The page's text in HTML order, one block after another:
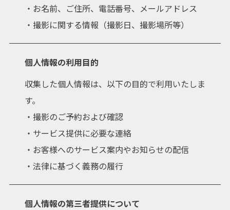
アルバム・パネル
最新情報 ブログ
ギャラリー お客様の声
前撮りの衣装について
ついて
・お名前、ご住所、電話番号、メールアドレス
・撮影に関する情報（撮影日、撮影場所等）
個人情報の利用目的
収集した個人情報は、以下の目的で利用いたしま
す。
・撮影のご予約および確認
・サービス提供に必要な連絡
・お客様へのサービス案内やお知らせの配信
・法律に基づく義務の履行
個人情報の第三者提供について